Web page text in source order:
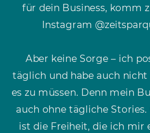
für dein Business, komm
Instagram
Aber keine Sorge – ich
täglich und habe auch nicht
es zu müssen. Denn mein
auch ohne tägliche Stories.
ist die Freiheit, die ich mir